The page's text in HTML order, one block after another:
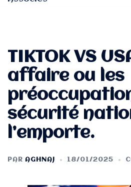
TIKTOK VS
affaire ou les
sécurité
l’emporte.
PAR AGHNAJ 18/01/2025